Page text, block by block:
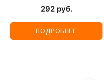
292 руб.
ПОДРОБНЕЕ